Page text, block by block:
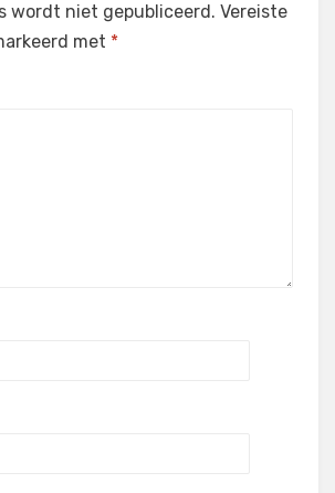
wordt niet gepubliceerd. Vereiste
met *